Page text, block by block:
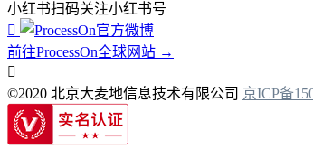
小红书扫码关注小红书号

前往ProcessOn全球网站 →

©2020 北京大麦地信息技术有限公司 京ICP备